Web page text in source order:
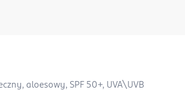
aloesowy, SPF 50+, UVA\UVB